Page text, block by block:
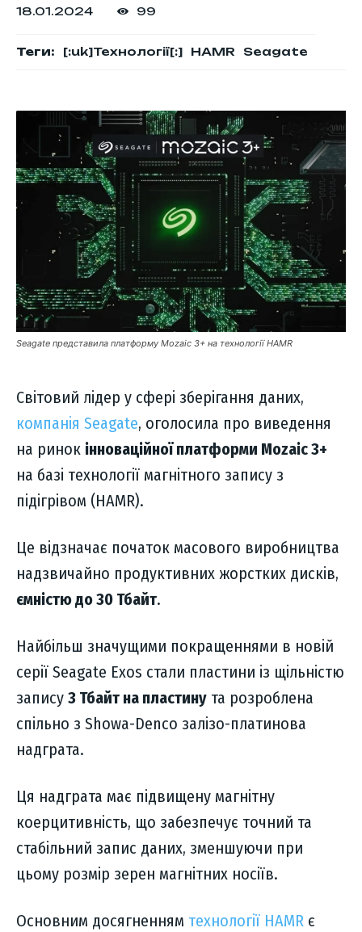
18.01.2024 99
Теги: [:uk]Технології[:] HAMR Seagate
Seagate представила платформу Mozaic 3+ на технології HAMR
Світовий лідер у сфері зберігання даних,
компанія Seagate, оголосила про виведення
на ринок інноваційної платформи Mozaic 3+
на базі технології магнітного запису з
підігрівом (HAMR).
Це відзначає початок масового виробництва
надзвичайно продуктивних жорстких дисків,
ємністю до 30 Тбайт.
Найбільш значущими покращеннями в новій
серії Seagate Exos стали пластини із щільністю
запису 3 Тбайт на пластину та розроблена
спільно з Showa-Denco залізо-платинова
надграта.
Ця надграта має підвищену магнітну
коерцитивність, що забезпечує точний та
стабільний запис даних, зменшуючи при
цьому розмір зерен магнітних носіїв.
Основним досягненням технології HAMR є